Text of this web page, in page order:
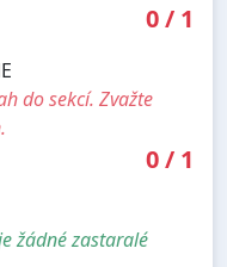
0/ 1
do sekcí. Zvažte
0/ 1
žádné zastaralé